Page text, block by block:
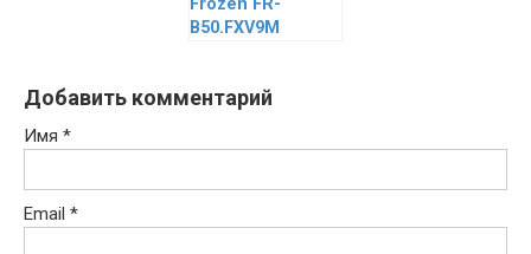
Frozen FR-
B50.FXV9M
Добавить комментарий
Имя *
Email *